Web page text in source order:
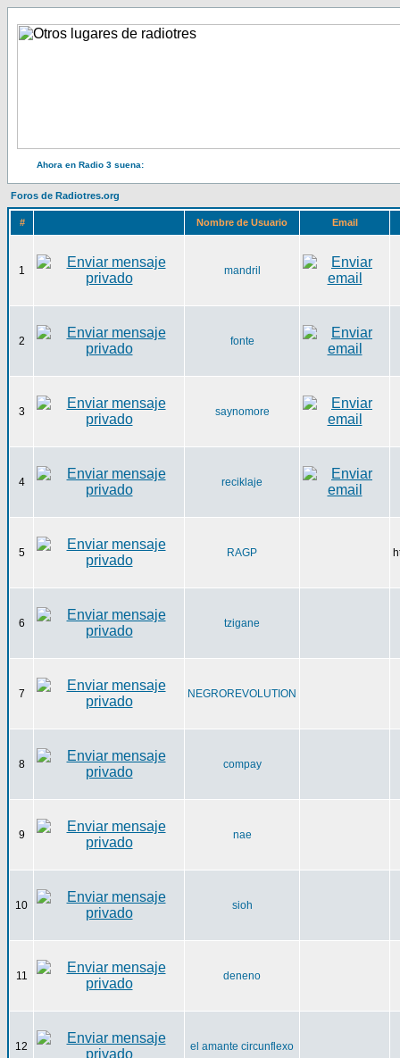
Ahora en Radio 3 suena:
Foros de Radiotres.org
# Nombre de Usuario Email
1 mandril
2 fonte
3 saynomore
4 reciklaje
5 RAGP
6 tzigane
7 NEGROREVOLUTION
8 compay
9 nae
10 sioh
11 deneno
12 el amante circunflexo